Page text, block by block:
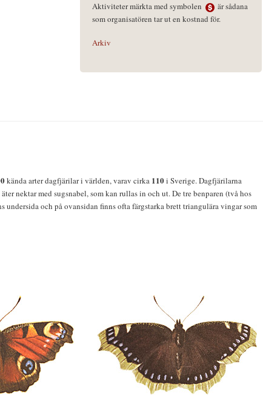
Aktiviteter märkta med symbolen
är sådana
som organisatören tar ut en kostnad för.
Arkiv
kända arter dagfjärilar i världen, varav cirka 110i Sverige. Dagfjärilarna
nektar med sugsnabel, som kan rullas in och ut. De tre benparen (två hos
och på ovansidan finns ofta färgstarka brett triangulära vingar som